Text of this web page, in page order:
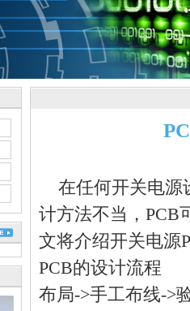
在任何开关电源
计方法不当， PCB
文将介绍开关电源
PCB的设计流程
布局->手工布线->